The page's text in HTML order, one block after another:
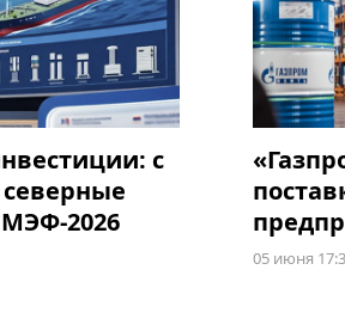
с
2026
05 июня